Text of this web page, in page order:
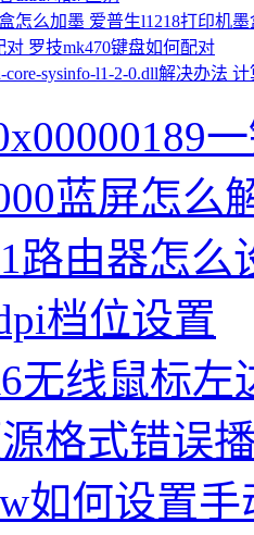
爱普生l1218打印机
罗技mk470键盘如何配对
计
蓝屏怎么
路由器怎么
档位设置
无线鼠标左
格式错误
如何设置